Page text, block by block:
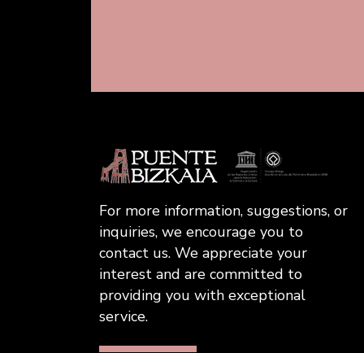
For more information, suggestions, or
inquiries, we encourage you to
contact us. We appreciate your
interest and are committed to
providing you with exceptional
service.